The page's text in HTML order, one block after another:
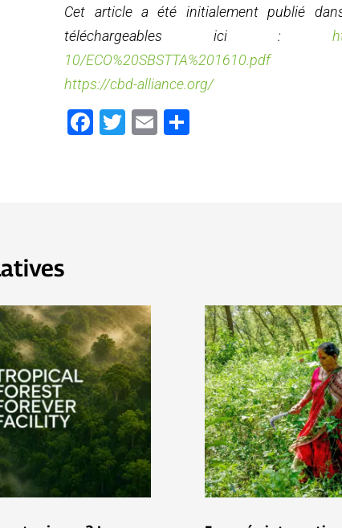
Cet article a été initialement publié
téléchargeables ici :
10/ECO%20SBSTTA%201610.pdf
https://cbd-alliance.org/
Facebook
Twitter
Email